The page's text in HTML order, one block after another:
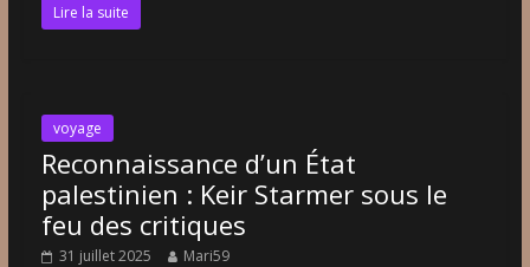
Lire la suite
voyage
Reconnaissance d’un État
palestinien : Keir Starmer sous le
feu des critiques
31 juillet 2025 Mari59